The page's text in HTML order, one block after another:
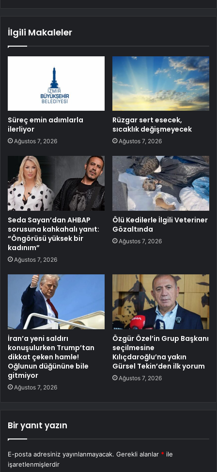
İlgili Makaleler
Süreç emin adımlarla
ilerliyor
Ağustos 7, 2026
Rüzgar sert esecek,
sıcaklık değişmeyecek
Ağustos 7, 2026
Seda Sayan’dan AHBAP
sorusuna kahkahalı yanıt:
“Öngörüsü yüksek bir
kadınım”
Ağustos 7, 2026
Ölü Kedilerle İlgili Veteriner
Gözaltında
Ağustos 7, 2026
İran’a yeni saldırı
konuşulurken Trump’tan
dikkat çeken hamle!
Oğlunun düğününe bile
gitmiyor
Ağustos 7, 2026
Özgür Özel’in Grup Başkanı
seçilmesine
Kılıçdaroğlu’na yakın
Gürsel Tekin’den ilk yorum
Ağustos 7, 2026
Bir yanıt yazın
E-posta adresiniz yayınlanmayacak. Gerekli alanlar * ile
işaretlenmişlerdir